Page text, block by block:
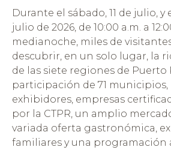
Durante el sábado, 11 de julio, y
julio de 2026, de 10:00 a.m. a
medianoche, miles de
descubrir, en un solo lugar, la
de las siete regiones de Puerto
participación de 71 municipios,
exhibidores, empresas
por la CTPR, un amplio
variada oferta gastronómica,
familiares y una programación